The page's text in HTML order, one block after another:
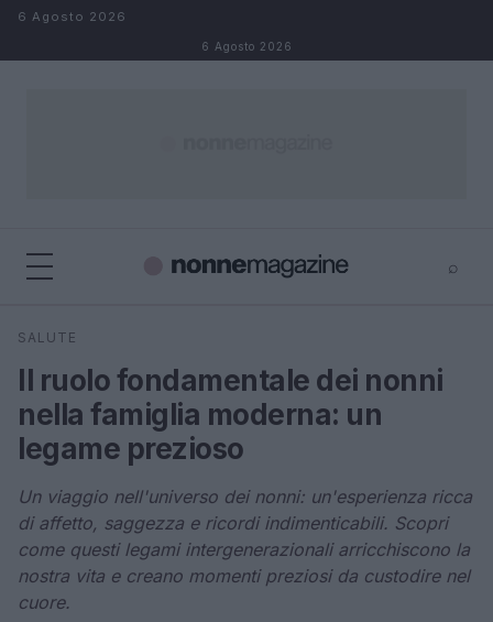
Salta al contenuto
6 Agosto 2026
6 Agosto 2026
⌕
Cerca
SALUTE
Il ruolo fondamentale dei nonni
nella famiglia moderna: un
legame prezioso
Un viaggio nell'universo dei nonni: un'esperienza ricca
di affetto, saggezza e ricordi indimenticabili. Scopri
come questi legami intergenerazionali arricchiscono la
nostra vita e creano momenti preziosi da custodire nel
cuore.